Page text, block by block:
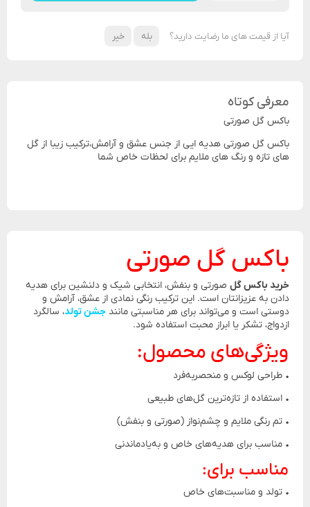
آیا از قیمت های ما رضایت دارید؟ بله خیر
معرفی کوتاه
باکس گل صورتی
باکس گل صورتی هدیه ایی از جنس عشق و آرامش،ترکیب زیبا از گل
های تازه و رنگ های ملایم برای لحظات خاص شما
باکس گل صورتی
خرید باکس گل صورتی و بنفش، انتخابی شیک و دلنشین برای هدیه
دادن به عزیزانتان است. این ترکیب رنگی نمادی از عشق، آرامش و
دوستی است و می‌تواند برای هر مناسبتی مانند جشن تولد، سالگرد
ازدواج، تشکر یا ابراز محبت استفاده شود.
ویژگی‌های محصول:
• طراحی لوکس و منحصربه‌فرد
• استفاده از تازه‌ترین گل‌های طبیعی
• تم رنگی ملایم و چشم‌نواز (صورتی و بنفش)
• مناسب برای هدیه‌های خاص و به‌یادماندنی
مناسب برای:
• تولد و مناسبت‌های خاص